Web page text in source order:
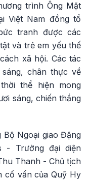
trình Ông Mặt
Việt Nam đồng tổ
tranh được các
và trẻ em yếu thế
xã hội. Các tác
chân thực về
thể hiện mong
sáng, chiến thắng
Ngoại giao Đặng
- Trưởng đại diện
Thanh - Chủ tịch
cố vấn của Quỹ Hy